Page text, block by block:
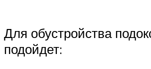
Для обустройства
подойдет: